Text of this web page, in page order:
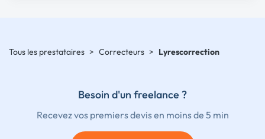
Tous les prestataires > Correcteurs > Lyrescorrection
Besoin d'un freelance ?
Recevez vos premiers devis en moins de 5 min